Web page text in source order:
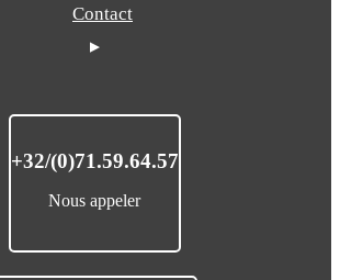
Contact
+32/(0)71.59.64.57
Nous appeler